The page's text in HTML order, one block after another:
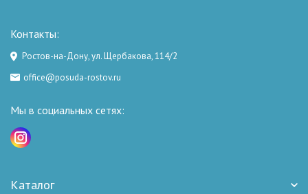
Контакты:
Ростов-на-Дону, ул. Щербакова, 114/2
office@posuda-rostov.ru
Мы в социальных сетях:
Каталог